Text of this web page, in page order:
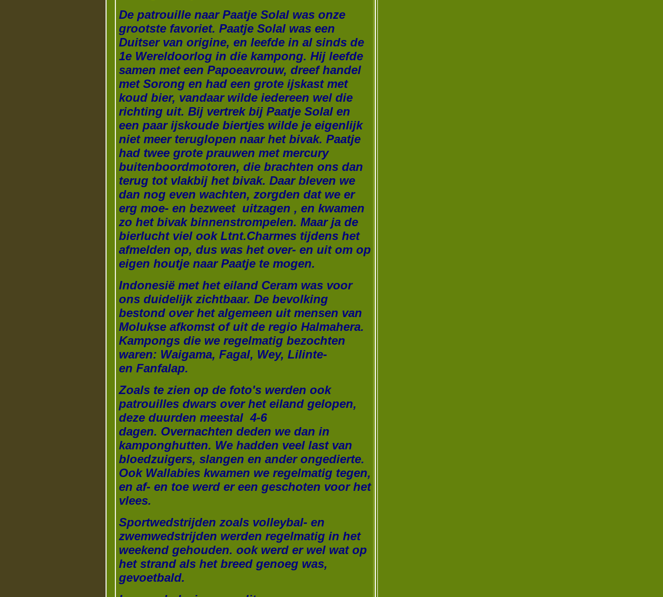
De patrouille naar Paatje Solal was onze
grootste favoriet. Paatje Solal was een
Duitser van origine, en leefde in al sinds de
1e Wereldoorlog in die kampong. Hij leefde
samen met een Papoeavrouw, dreef handel
met Sorong en had een grote ijskast met
koud bier, vandaar wilde iedereen wel die
richting uit. Bij vertrek bij Paatje Solal en
een paar ijskoude biertjes wilde je eigenlijk
niet meer teruglopen naar het bivak. Paatje
had twee grote prauwen met mercury
buitenboordmotoren, die brachten ons dan
terug tot vlakbij het bivak. Daar bleven we
dan nog even wachten, zorgden dat we er
erg moe- en bezweet uitzagen , en kwamen
zo het bivak binnenstrompelen. Maar ja de
bierlucht viel ook Ltnt.Charmes tijdens het
afmelden op, dus was het over- en uit om op
eigen houtje naar Paatje te mogen.
Indonesië met het eiland Ceram was voor
ons duidelijk zichtbaar. De bevolking
bestond over het algemeen uit mensen van
Molukse afkomst of uit de regio Halmahera.
Kampongs die we regelmatig bezochten
waren: Waigama, Fagal, Wey, Lilinte-
en Fanfalap.
Zoals te zien op de foto's werden ook
patrouilles dwars over het eiland gelopen,
deze duurden meestal 4-6
dagen. Overnachten deden we dan in
kamponghutten. We hadden veel last van
bloedzuigers, slangen en ander ongedierte.
Ook Wallabies kwamen we regelmatig tegen,
en af- en toe werd er een geschoten voor het
vlees.
Sportwedstrijden zoals volleybal- en
zwemwedstrijden werden regelmatig in het
weekend gehouden. ook werd er wel wat op
het strand als het breed genoeg was,
gevoetbald.